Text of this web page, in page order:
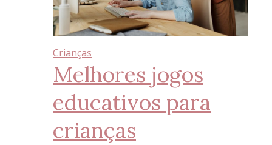
Crianças
Melhores jogos
educativos para
crianças